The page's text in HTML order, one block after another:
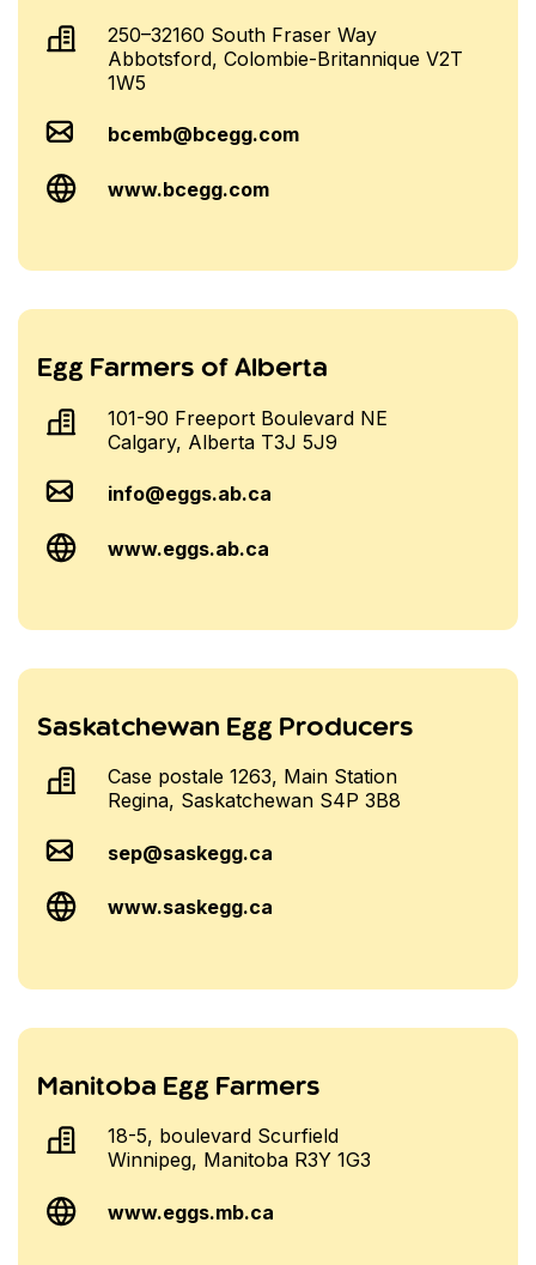
250–32160 South Fraser Way
Abbotsford, Colombie-Britannique V2T
1W5
bcemb@bcegg.com
www.bcegg.com
Egg Farmers of Alberta
101-90 Freeport Boulevard NE
Calgary, Alberta T3J 5J9
info@eggs.ab.ca
www.eggs.ab.ca
Saskatchewan Egg Producers
Case postale 1263, Main Station
Regina, Saskatchewan S4P 3B8
sep@saskegg.ca
www.saskegg.ca
Manitoba Egg Farmers
18-5, boulevard Scurfield
Winnipeg, Manitoba R3Y 1G3
www.eggs.mb.ca